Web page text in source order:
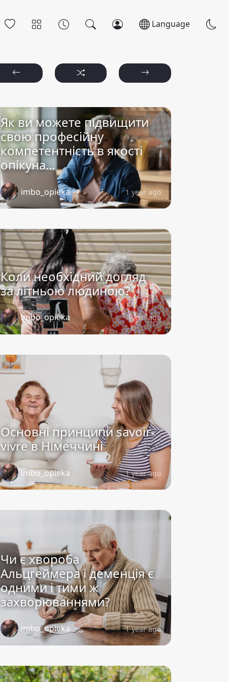
Language
Як ви можете підвищити
свою професійну
компетентність в якості
опікуна...
imbo_opieka 1 year ago
Коли необхідний догляд
за літньою людиною?
imbo_opieka 1 year ago
Основні принципи savoir-
vivre в Німеччині
imbo_opieka 1 year ago
Чи є хвороба
Альцгеймера і деменція є
одними і тими ж
захворюваннями?
imbo_opieka 1 year ago